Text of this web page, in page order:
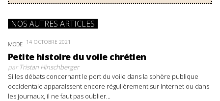
NOS AUTRES ARTICLES
MODE 14 OCTOBRE 2021
Petite histoire du voile chrétien
parTristan Hinschberger
Si les débats concernant le port du voile dans la sphère publique
occidentale apparaissent encore régulièrement sur internet ou dans
les journaux, il ne faut pas oublier...